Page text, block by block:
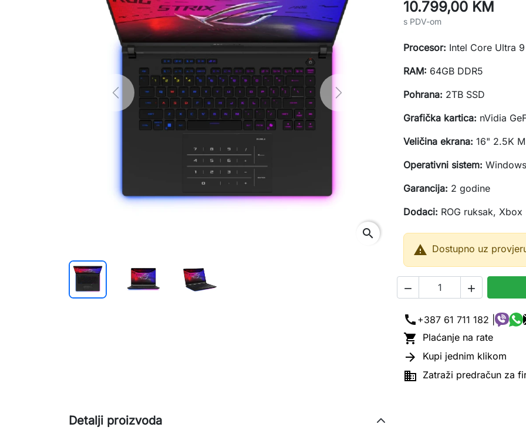
Previous Next
search
10.799,00 KM
s PDV-om
Procesor: Intel Core Ultra
RAM: 64GB DDR5
Pohrana: 2TB SSD
Grafička kartica: nVidia
Veličina ekrana: 16" 2.5K
Operativni sistem:
Garancija: 2 godine
Dodaci: ROG ruksak,
 Dostupno uz
 
call +387 61 711 182 |
 Plaćanje na rate
 Kupi jednim klikom
 Zatraži predračun za
Detalji proizvoda